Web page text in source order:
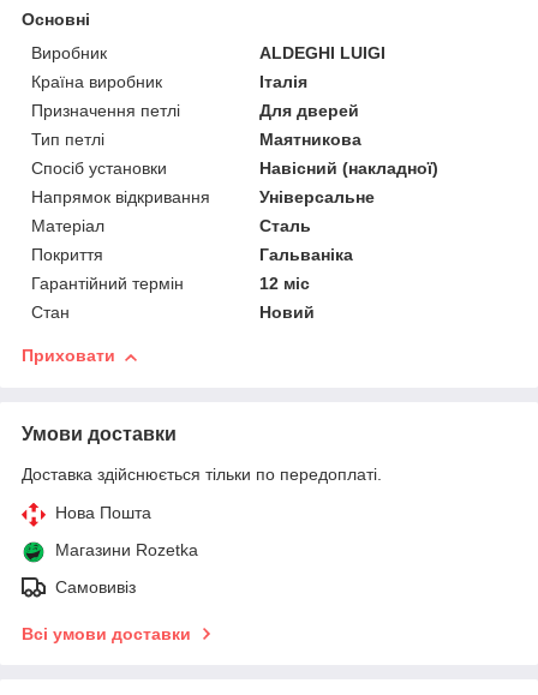
Основні
Виробник
ALDEGHI LUIGI
Країна виробник
Італія
Призначення петлі
Для дверей
Тип петлі
Маятникова
Спосіб установки
Навісний (накладної)
Напрямок відкривання
Універсальне
Матеріал
Сталь
Покриття
Гальваніка
Гарантійний термін
12 міс
Стан
Новий
Приховати
Умови доставки
Доставка здійснюється тільки по передоплаті.
Нова Пошта
Магазини Rozetka
Самовивіз
Всі умови доставки